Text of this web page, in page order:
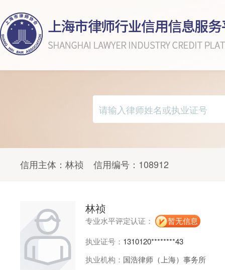
信用主体： 林祯 信用编号： 108912
林祯
专业水平评定认证：
暂无信息
执业证号： 1310120********43
执业机构： 国浩律师（上海）事务所